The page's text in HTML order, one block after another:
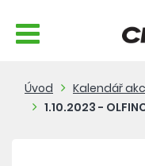
Úvod
Kalendář
1.10.2023 -